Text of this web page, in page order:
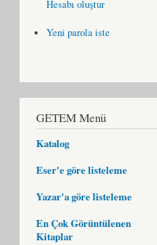
Hesabı oluştur
Yeni parola iste
GETEM Menü
Katalog
Eser'e göre listeleme
Yazar'a göre listeleme
En Çok Görüntülenen
Kitaplar